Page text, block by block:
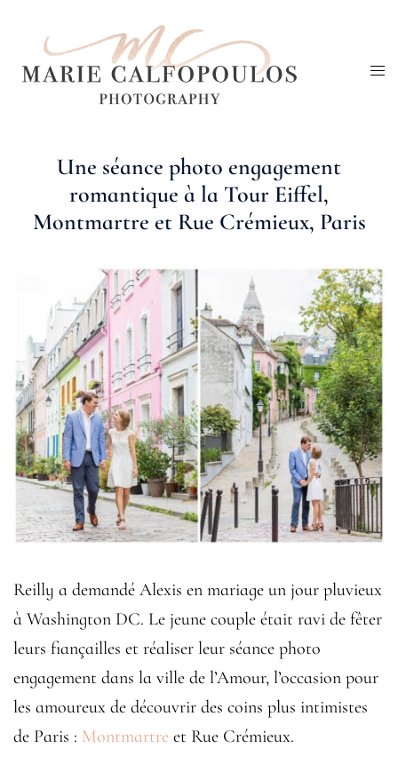
contenu
Une séance photo engagement
romantique à la Tour Eiffel,
Montmartre et Rue Crémieux, Paris
Reilly a demandé Alexis en mariage un jour pluvieux
à Washington DC. Le jeune couple était ravi de fêter
leurs fiançailles et réaliser leur séance photo
engagement dans la ville de l’Amour, l’occasion pour
les amoureux de découvrir des coins plus intimistes
de Paris : Montmartre et Rue Crémieux.